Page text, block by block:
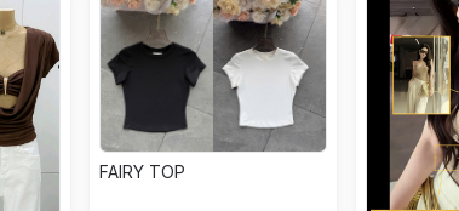
FAIRY TOP